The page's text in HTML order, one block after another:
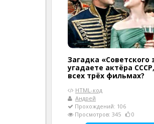
Загадка «Советского
угадаете актёра
всех трёх фильмах?
HTML-код
Андрей
Прохождений: 106
Просмотров: 345
0